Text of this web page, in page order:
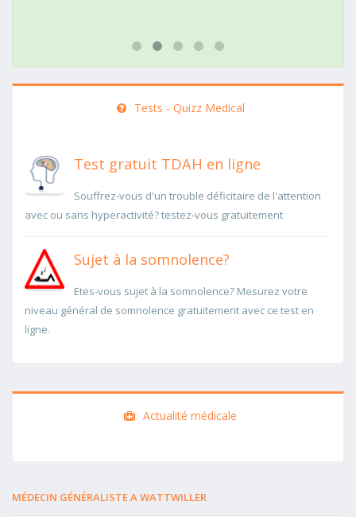
Tests - Quizz Medical
Test gratuit TDAH en ligne
Souffrez-vous d'un trouble déficitaire de l'attention
avec ou sans hyperactivité? testez-vous gratuitement
Sujet à la somnolence?
Etes-vous sujet à la somnolence? Mesurez votre
niveau général de somnolence gratuitement avec ce test en
ligne.
Actualité médicale
MÉDECIN GÉNÉRALISTE A WATTWILLER